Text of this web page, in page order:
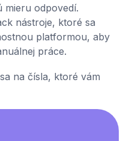
mieru odpovedí.
nástroje, ktoré sa
platformou, aby
práce.
na čísla, ktoré vám